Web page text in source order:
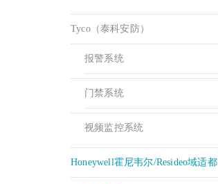
Tyco（泰科安防）
报警系统
门禁系统
视频监控系统
Honeywell霍尼韦尔/resideo域适都